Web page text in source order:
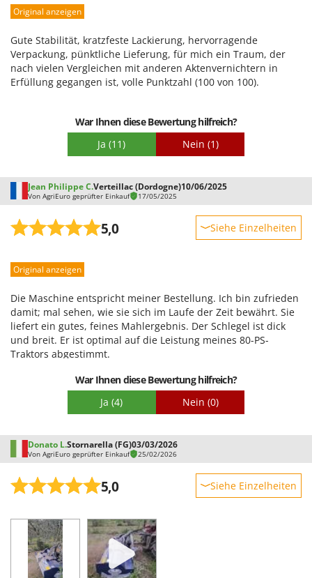
Leistung
Qualität / Preis
Schwierigkeitsgrad Zusammenbau
Original anzeigen
Gute Stabilität, kratzfeste Lackierung, hervorragende
Verpackung, pünktliche Lieferung, für mich ein Traum, der
nach vielen Vergleichen mit anderen Aktenvernichtern in
Erfüllung gegangen ist, volle Punktzahl (100 von 100).
War Ihnen diese Bewertung hilfreich?
Ja (11) Nein (1)
Jean Philippe C.Verteillac (Dordogne)10/06/2025
Von AgriEuro geprüfter Einkauf 17/05/2025
5,0 Siehe Einzelheiten
Leistung
Qualität / Preis
Schwierigkeitsgrad Zusammenbau
Verpackung
Original anzeigen
Die Maschine entspricht meiner Bestellung. Ich bin zufrieden
damit; mal sehen, wie sie sich im Laufe der Zeit bewährt. Sie
liefert ein gutes, feines Mahlergebnis. Der Schlegel ist dick
und breit. Er ist optimal auf die Leistung meines 80-PS-
Traktors abgestimmt.
War Ihnen diese Bewertung hilfreich?
Ja (4) Nein (0)
Donato L.Stornarella (FG)03/03/2026
Von AgriEuro geprüfter Einkauf 25/02/2026
5,0 Siehe Einzelheiten
Leistung
Benutzerfreundlichkeit
Qualität / Preis